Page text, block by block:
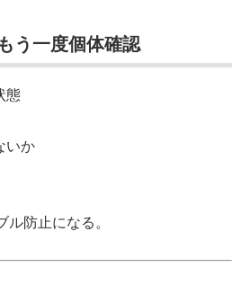
う一度個体確認
態
いか
防止になる。